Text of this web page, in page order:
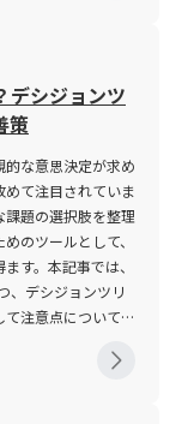
ります。具体的な
」が分母に位置
ィのパーセンテー
む若手ビジネスマ
リティの指標を解
動性もボラティリ
い場合、売買が成
るボラティリティ
性があります。そ
、取引市場の環境
数値と合わせて総
います。たとえ
有用である。 こ
て、取引環境の評
ィリテ
大きくなる。 一
を示すが、利益獲
リティの下では、
り、これにより予
、経済指標の発
伴い値動きが激し
ロ/米ドルなどの
一方、南アフリカ
イナー通貨は急激
的に管理し、業務
す。従来は紙媒体
ム上で一元管理
上を実現します。
採用管理機能：応
に管理し、採用プ
能：各期ごとの目
系的に集積し、人
ネジメント機能：
リアデータを管理
。・勤怠・給与管
集計、さらには各
減します。また、
デシジョンツ
策
な意思決定が求め
て注目されていま
題の選択肢を整理
のツールとして、
す。本記事では、
、デシジョンツリ
注意点について詳
践的な知識と技術
ンツリーとは、目